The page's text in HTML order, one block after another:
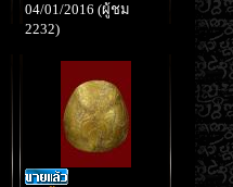
04/01/2016 (ผู้ชม
2232)